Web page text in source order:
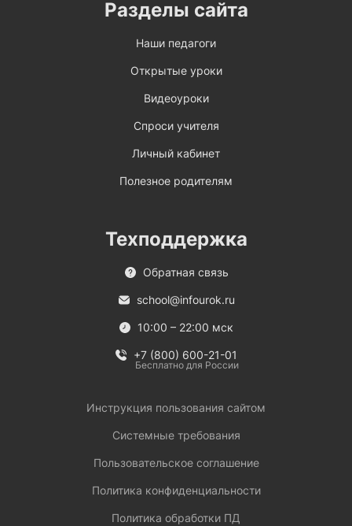
Разделы сайта
Наши педагоги
Открытые уроки
Видеоуроки
Спроси учителя
Личный кабинет
Полезное родителям
Техподдержка
Обратная связь
school@infourok.ru
10:00 – 22:00 мск
+7 (800) 600-21-01
Бесплатно для России
Инструкция пользования сайтом
Системные требования
Пользовательское соглашение
Политика конфиденциальности
Политика обработки ПД